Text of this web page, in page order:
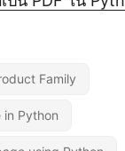
Family
in Python